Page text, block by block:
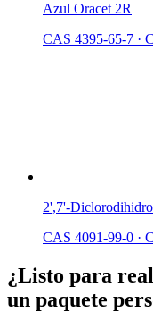
Azul Oracet 2R
CAS 4395-65-7 ·
2',7'-
CAS 4091-99-0 ·
¿Listo para
un paquete